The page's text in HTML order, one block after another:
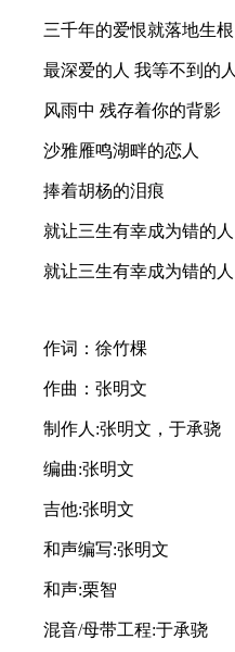
三千年的爱恨就落地生根
最深爱的人 我等不到的人
风雨中 残存着你的背影
沙雅雁鸣湖畔的恋人
捧着胡杨的泪痕
就让三生有幸成为错的人
就让三生有幸成为错的人
作词：徐竹棵
作曲：张明文
制作人:张明文，于承骁
编曲:张明文
吉他:张明文
和声编写:张明文
和声:栗智
混音/母带工程:于承骁